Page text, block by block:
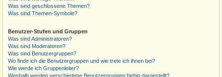
Was sind geschlossene Themen?
Was sind Themen-Symbole?
Benutzer-Stufen und Gruppen
Was sind Administratoren?
Was sind Moderatoren?
Was sind Benutzergruppen?
Wo finde ich die Benutzergruppen und wie trete ich ihnen bei?
Wie werde ich Gruppenleiter?
Weshalb werden verschiedene Benutzergruppen farbig dargestellt?